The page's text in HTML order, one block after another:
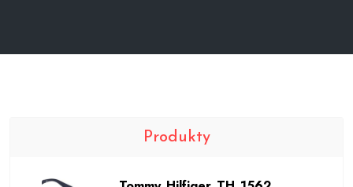
Produkty